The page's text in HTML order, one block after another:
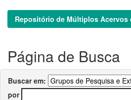
Repositório de Múltiplos Acervos
Página de Busca
Buscar em:
por